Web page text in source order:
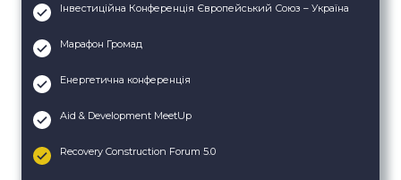
Інвестиційна Конференція Європейський Союз – Україна
Марафон Громад
Енергетична конференція
Aid & Development MeetUp
Recovery Construction Forum 5.0